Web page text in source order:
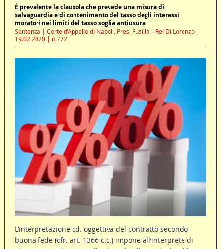
È prevalente la clausola che prevede una misura di
salvaguardia e di contenimento del tasso degli interessi
moratori nei limiti del tasso soglia antiusura
Sentenza | Corte d’Appello di Napoli, Pres. Fusillo – Rel Di Lorenzo |
19.02.2020 | n.772
L’interpretazione cd. oggettiva del contratto secondo
buona fede (cfr. art. 1366 c.c.) impone all’interprete di